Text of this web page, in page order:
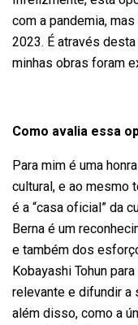
com a pandemia,
2023. É através
minhas obras foram
Como avalia essa
Para mim é uma
cultural, e ao mesmo
é a “casa oficial” da
Berna é um
e também dos
Kobayashi Tohun
relevante e difundir a
além disso, como a